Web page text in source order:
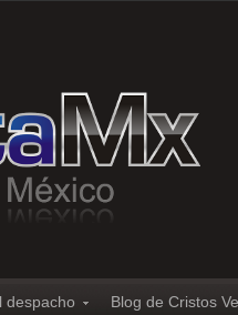
despacho Blog de Cristos